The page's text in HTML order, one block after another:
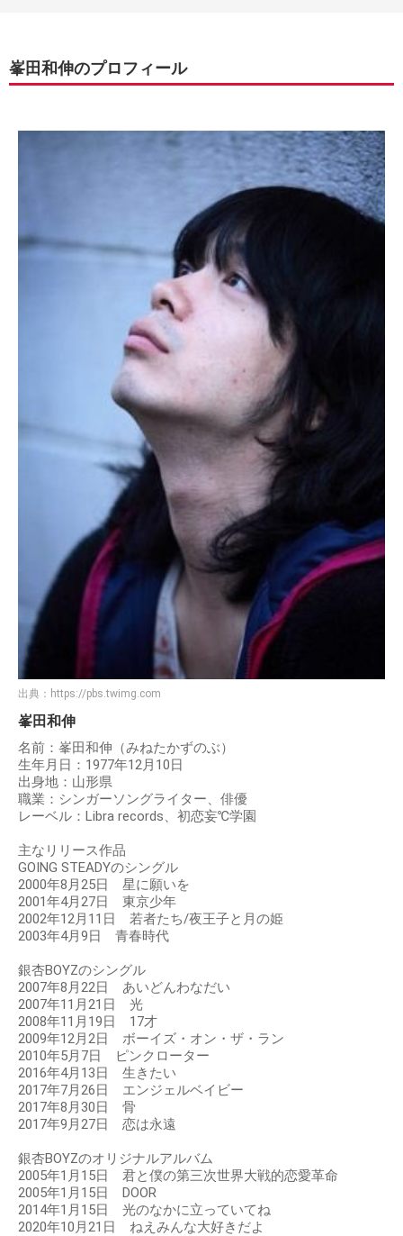
峯田和伸のプロフィール
出典： https://pbs.twimg.com
峯田和伸
名前：峯田和伸（みねたかずのぶ）
生年月日：1977年12月10日
出身地：山形県
職業：シンガーソングライター、俳優
レーベル：Libra records、初恋妄℃学園
主なリリース作品
GOING STEADYのシングル
2000年8月25日 星に願いを
2001年4月27日 東京少年
2002年12月11日 若者たち/夜王子と月の姫
2003年4月9日 青春時代
銀杏BOYZのシングル
2007年8月22日 あいどんわなだい
2007年11月21日 光
2008年11月19日 17才
2009年12月2日 ボーイズ・オン・ザ・ラン
2010年5月7日 ピンクローター
2016年4月13日 生きたい
2017年7月26日 エンジェルベイビー
2017年8月30日 骨
2017年9月27日 恋は永遠
銀杏BOYZのオリジナルアルバム
2005年1月15日 君と僕の第三次世界大戦的恋愛革命
2005年1月15日 DOOR
2014年1月15日 光のなかに立っていてね
2020年10月21日 ねえみんな大好きだよ